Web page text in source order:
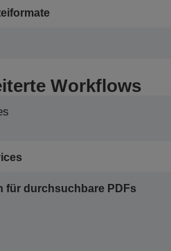
Workflows
für durchsuchbare PDFs